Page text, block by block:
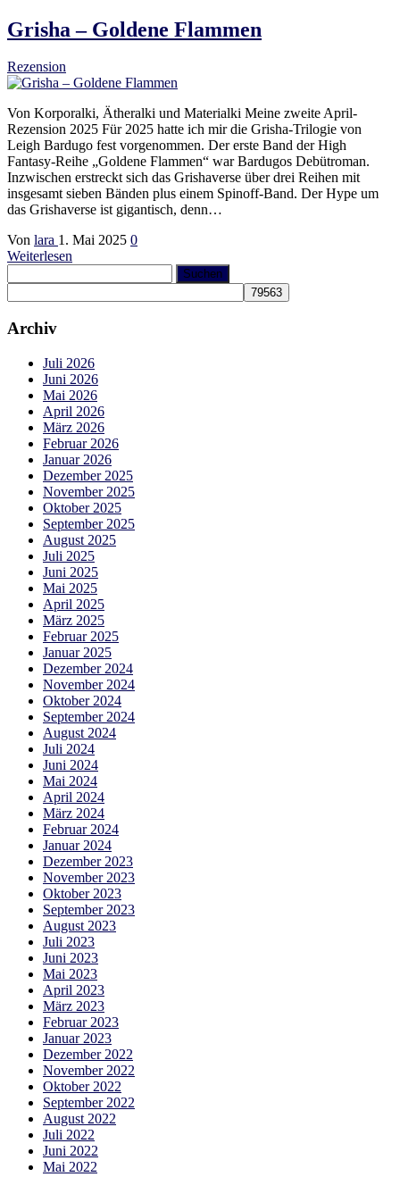
Grisha – Goldene Flammen
Rezension
Von Korporalki, Ätheralki und Materialki Meine zweite April-
Rezension 2025 Für 2025 hatte ich mir die Grisha-Trilogie von
Leigh Bardugo fest vorgenommen. Der erste Band der High
Fantasy-Reihe „Goldene Flammen“ war Bardugos Debütroman.
Inzwischen erstreckt sich das Grishaverse über drei Reihen mit
insgesamt sieben Bänden plus einem Spinoff-Band. Der Hype um
das Grishaverse ist gigantisch, denn…
Von lara 1. Mai 2025 0
Weiterlesen
nach:
Archiv
Juli 2026
Juni 2026
Mai 2026
April 2026
März 2026
Februar 2026
Januar 2026
Dezember 2025
November 2025
Oktober 2025
September 2025
August 2025
Juli 2025
Juni 2025
Mai 2025
April 2025
März 2025
Februar 2025
Januar 2025
Dezember 2024
November 2024
Oktober 2024
September 2024
August 2024
Juli 2024
Juni 2024
Mai 2024
April 2024
März 2024
Februar 2024
Januar 2024
Dezember 2023
November 2023
Oktober 2023
September 2023
August 2023
Juli 2023
Juni 2023
Mai 2023
April 2023
März 2023
Februar 2023
Januar 2023
Dezember 2022
November 2022
Oktober 2022
September 2022
August 2022
Juli 2022
Juni 2022
Mai 2022